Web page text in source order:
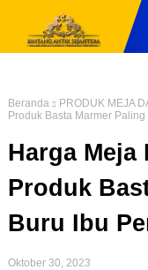
Beranda PRODUK MEJA
Produk Basta Marmer
Harga
Produk
Buru Ibu
Oktober 30, 2023